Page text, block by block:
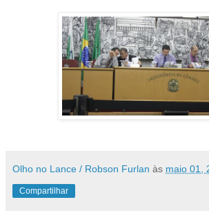
Olho no Lance / Robson Furlan às maio 01,
Compartilhar